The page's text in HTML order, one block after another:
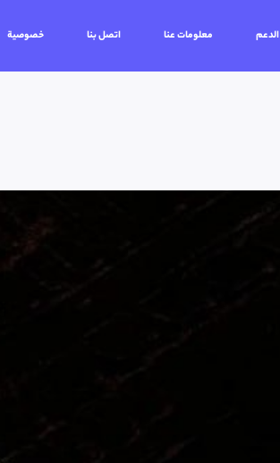
الدعم معلومات عنا اتصل بنا خصوصية